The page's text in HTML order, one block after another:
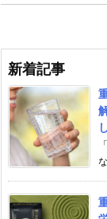
新着記事